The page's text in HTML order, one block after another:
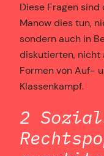
Diese Fragen
Manow dies tun,
sondern auch in
diskutierten, nicht
Formen von Auf-
Klassenkampf.
2